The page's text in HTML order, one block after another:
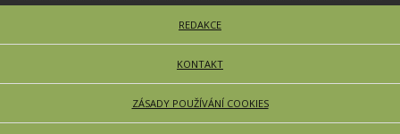
REDAKCE
KONTAKT
ZÁSADY POUŽÍVÁNÍ COOKIES